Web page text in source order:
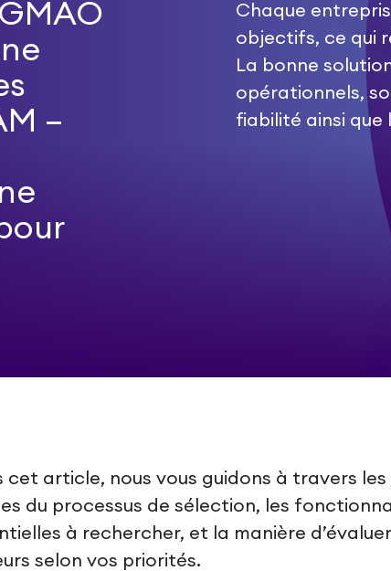
–
Chaque
objectifs, ce qui
La bonne
opérationnels,
fiabilité ainsi
cet article, nous vous guidons à travers
du processus de sélection, les
à rechercher, et la manière
selon vos priorités.